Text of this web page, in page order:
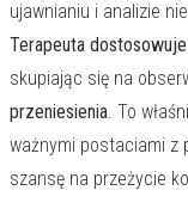
ujawnianiu i analizie
Terapeuta dostosowuje
skupiając się na
przeniesienia. To
ważnymi postaciami z
szansę na przeżycie